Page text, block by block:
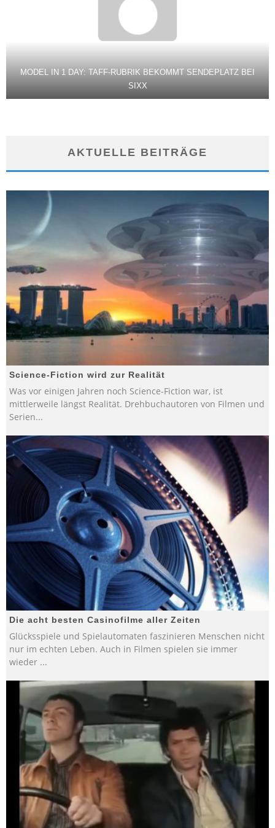
MODEL IN 1 DAY: TAFF-RUBRIK BEKOMMT SENDEPLATZ BEI
SIXX
AKTUELLE BEITRÄGE
Science-Fiction wird zur Realität
Was vor einigen Jahren noch Science-Fiction war, ist
mittlerweile längst Realität. Drehbuchautoren von Filmen und
Serien...
Die acht besten Casinofilme aller Zeiten
Glücksspiele und Spielautomaten faszinieren Menschen nicht
nur im echten Leben. Auch in Filmen spielen sie immer
wieder ...